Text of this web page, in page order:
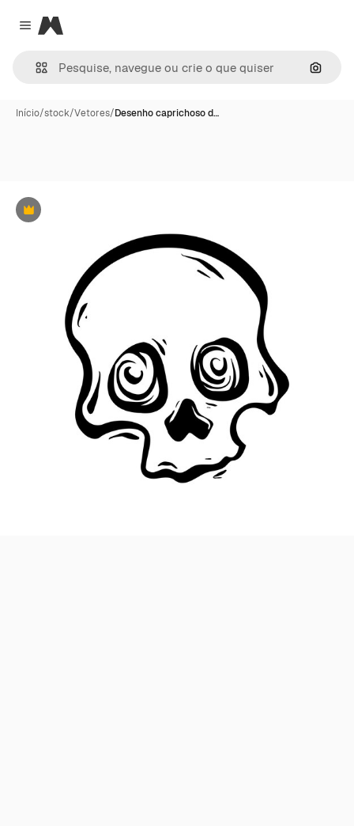
Close menu
Magnific
Início/stock/Vetores/Desenho caprichoso d…
Premium